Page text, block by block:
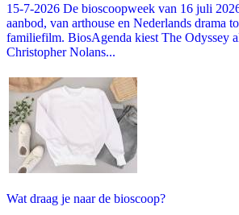
15-7-2026 De bioscoopweek van 16 juli
aanbod, van arthouse en Nederlands drama
familiefilm. BiosAgenda kiest The Odyssey
Christopher Nolans...
Wat draag je naar de bioscoop?